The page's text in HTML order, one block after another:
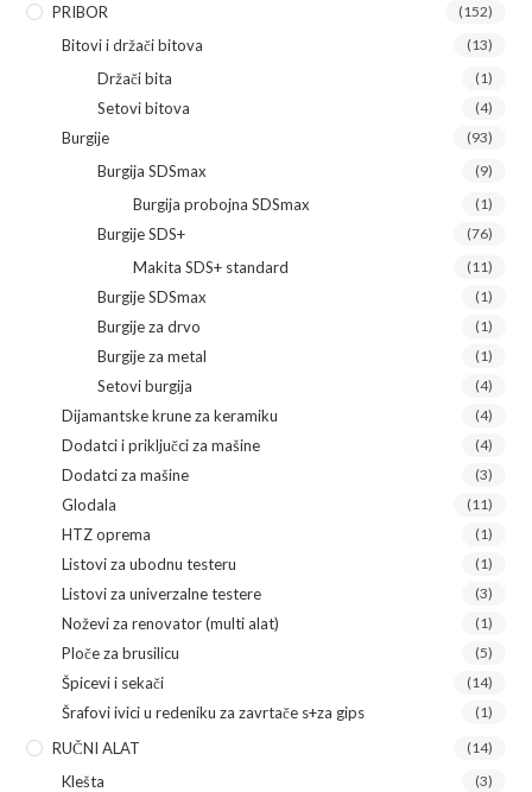
PRIBOR (152)
Bitovi i držači bitova (13)
Držači bita (1)
Setovi bitova (4)
Burgije (93)
Burgija SDSmax (9)
Burgija probojna SDSmax (1)
Burgije SDS+ (76)
Makita SDS+ standard (11)
Burgije SDSmax (1)
Burgije za drvo (1)
Burgije za metal (1)
Setovi burgija (4)
Dijamantske krune za keramiku (4)
Dodatci i priključci za mašine (4)
Dodatci za mašine (3)
Glodala (11)
HTZ oprema (1)
Listovi za ubodnu testeru (1)
Listovi za univerzalne testere (3)
Noževi za renovator (multi alat) (1)
Ploče za brusilicu (5)
Špicevi i sekači (14)
Šrafovi ivici u redeniku za zavrtače s+za gips (1)
RUČNI ALAT (14)
Klešta (3)